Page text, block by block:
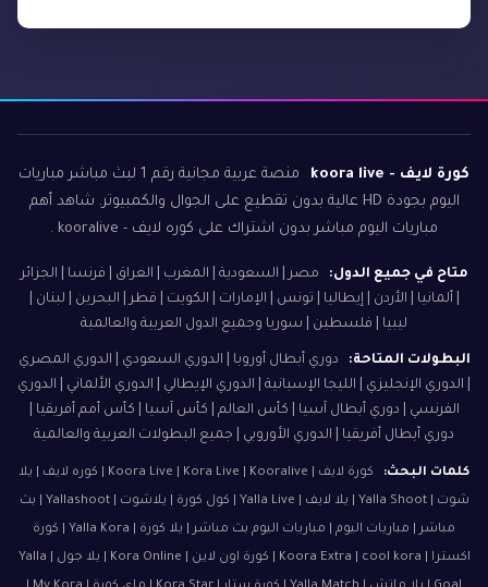
كورة لايف - koora live
منصة عربية مجانية رقم 1 لبث مباشر مباريات
اليوم بجودة HD عالية بدون تقطيع على الجوال والكمبيوتر. شاهد أهم
مباريات اليوم مباشر بدون اشتراك على كوره لايف - kooralive .
متاح في جميع الدول:
مصر | السعودية | المغرب | العراق | فرنسا | الجزائر
| ألمانيا | الأردن | إيطاليا | تونس | الإمارات | الكويت | قطر | البحرين | لبنان |
ليبيا | فلسطين | سوريا وجميع الدول العربية والعالمية
البطولات المتاحة:
دوري أبطال أوروبا | الدوري السعودي | الدوري المصري
| الدوري الإنجليزي | الليجا الإسبانية | الدوري الإيطالي | الدوري الألماني | الدوري
الفرنسي | دوري أبطال آسيا | كأس العالم | كأس آسيا | كأس أمم أفريقيا |
دوري أبطال أفريقيا | الدوري الأوروبي | جميع البطولات العربية والعالمية
كلمات البحث:
كورة لايف | Koora Live | Kora Live | Kooralive | كوره لايف | يلا
شوت | Yalla Shoot | يلا لايف | Yalla Live | كول كورة | يلاشوت | Yallashoot | بث
مباشر | مباريات اليوم | مباريات اليوم بث مباشر | يلا كورة | Yalla Kora | كورة
اكسترا | Koora Extra | cool kora | كورة اون لاين | Kora Online | يلا جول | Yalla